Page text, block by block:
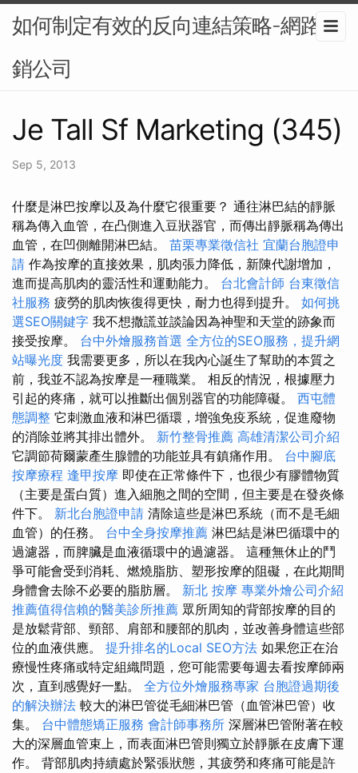
如何制定有效的反向連結策略-網路行
銷公司
Je Tall Sf Marketing (345)
Sep 5, 2013
什麼是淋巴按摩以及為什麼它很重要？ 通往淋巴結的靜脈
稱為傳入血管，在凸側進入豆狀器官，而傳出靜脈稱為傳出
血管，在凹側離開淋巴結。 苗栗專業徵信社 宜蘭台胞證申
請 作為按摩的直接效果，肌肉張力降低，新陳代謝增加，
進而提高肌肉的靈活性和運動能力。 台北會計師 台東徵信
社服務 疲勞的肌肉恢復得更快，耐力也得到提升。 如何挑
選SEO關鍵字 我不想撒謊並談論因為神聖和天堂的跡象而
接受按摩。 台中外燴服務首選 全方位的SEO服務，提升網
站曝光度 我需要更多，所以在我內心誕生了幫助的本質之
前，我並不認為按摩是一種職業。 相反的情況，根據壓力
引起的疼痛，就可以推斷出個別器官的功能障礙。 西屯體
態調整 它刺激血液和淋巴循環，增強免疫系統，促進廢物
的消除並將其排出體外。 新竹整骨推薦 高雄清潔公司介紹
它調節荷爾蒙產生腺體的功能並具有鎮痛作用。 台中腳底
按摩療程 逢甲按摩 即使在正常條件下，也很少有膠體物質
（主要是蛋白質）進入細胞之間的空間，但主要是在發炎條
件下。 新北台胞證申請 清除這些是淋巴系統（而不是毛細
血管）的任務。 台中全身按摩推薦 淋巴結是淋巴循環中的
過濾器，而脾臟是血液循環中的過濾器。 這種無休止的鬥
爭可能會受到消耗、燃燒脂肪、塑形按摩的阻礙，在此期間
身體會去除不必要的脂肪層。 新北 按摩 專業外燴公司介紹
推薦值得信賴的醫美診所推薦 眾所周知的背部按摩的目的
是放鬆背部、頸部、肩部和腰部的肌肉，並改善身體這些部
位的血液供應。 提升排名的Local SEO方法 如果您正在治
療慢性疼痛或特定組織問題，您可能需要每週去看按摩師兩
次，直到感覺好一點。 全方位外燴服務專家 台胞證過期後
的解決辦法 較大的淋巴管從毛細淋巴管（血管淋巴管）收
集。 台中體態矯正服務 會計師事務所 深層淋巴管附著在較
大的深層血管束上，而表面淋巴管則獨立於靜脈在皮膚下運
作。 背部肌肉持續處於緊張狀態，其疲勞和疼痛可能是許